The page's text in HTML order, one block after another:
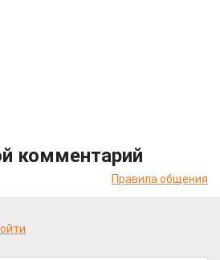
комментарий
Правила общения